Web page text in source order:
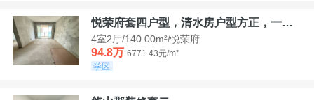
悦荣府套四户型，清水房户型方正，一口价94，8
4室2厅/140.00m²/悦荣府
94.8万 6771.43元/m²
学区